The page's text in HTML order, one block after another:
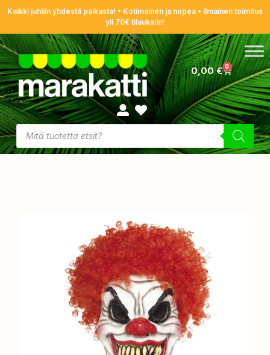
Kaikki juhliin yhdestä paikasta! • Kotimainen ja nopea • Ilmainen toimitus
yli 70€ tilauksiin!
0,00€ 0